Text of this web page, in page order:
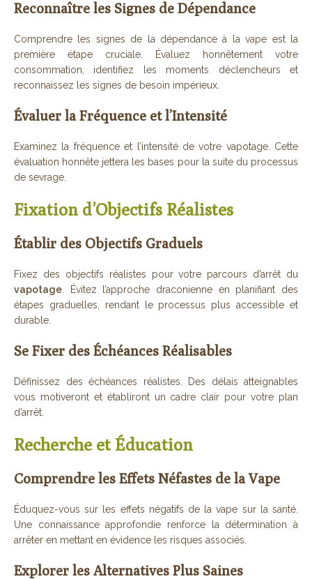
Reconnaître les Signes de Dépendance
Comprendre les signes de la dépendance à la vape est la
première étape cruciale. Évaluez honnêtement votre
consommation, identifiez les moments déclencheurs et
reconnaissez les signes de besoin impérieux.
Évaluer la Fréquence et l’Intensité
Examinez la fréquence et l’intensité de votre vapotage. Cette
évaluation honnête jettera les bases pour la suite du processus
de sevrage.
Fixation d’Objectifs Réalistes
Établir des Objectifs Graduels
Fixez des objectifs réalistes pour votre parcours d’arrêt du
vapotage . Évitez l’approche draconienne en planifiant des
étapes graduelles, rendant le processus plus accessible et
durable.
Se Fixer des Échéances Réalisables
Définissez des échéances réalistes. Des délais atteignables
vous motiveront et établiront un cadre clair pour votre plan
d’arrêt.
Recherche et Éducation
Comprendre les Effets Néfastes de la Vape
Éduquez-vous sur les effets négatifs de la vape sur la santé.
Une connaissance approfondie renforce la détermination à
arrêter en mettant en évidence les risques associés.
Explorer les Alternatives Plus Saines